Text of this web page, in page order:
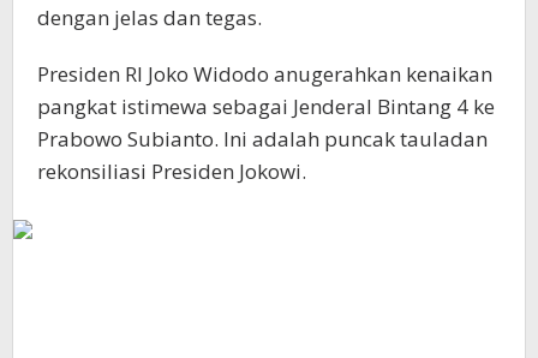
dengan jelas dan tegas.
Presiden RI Joko Widodo anugerahkan kenaikan
pangkat istimewa sebagai Jenderal Bintang 4 ke
Prabowo Subianto. Ini adalah puncak tauladan
rekonsiliasi Presiden Jokowi.